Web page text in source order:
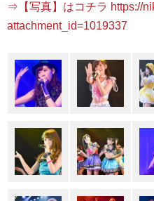
⇒【写真】はコチラ https://
attachment_id=1019337